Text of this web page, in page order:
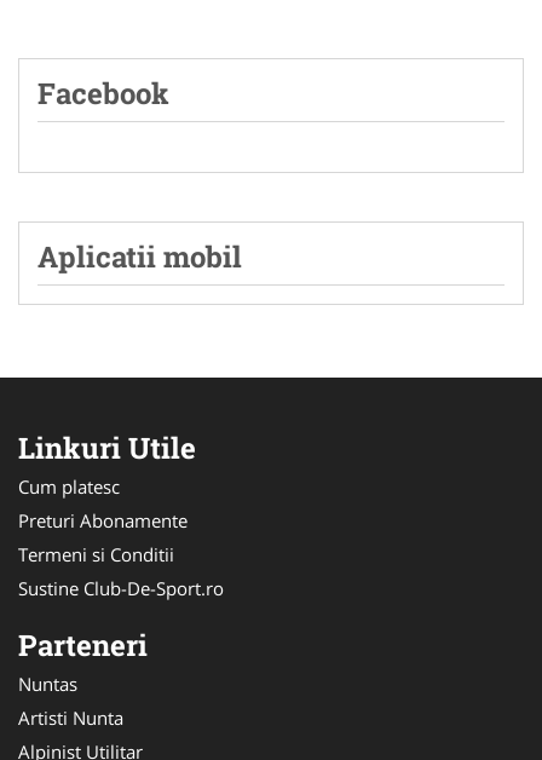
Facebook
Aplicatii mobil
Linkuri Utile
Cum platesc
Preturi Abonamente
Termeni si Conditii
Sustine Club-De-Sport.ro
Parteneri
Nuntas
Artisti Nunta
Alpinist Utilitar